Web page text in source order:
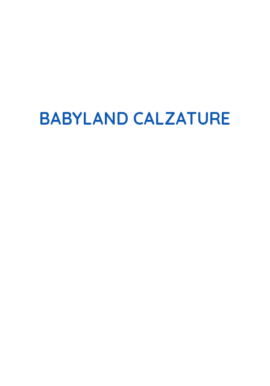
BABYLAND CALZATURE